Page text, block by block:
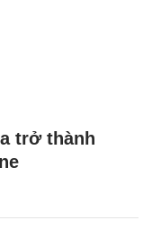
trở thành